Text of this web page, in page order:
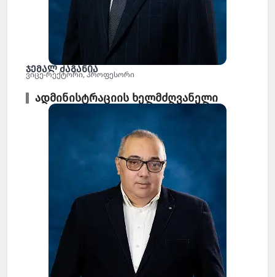
ჯემალ ძაგანია
ვიცე-რექტორი, პროფესორი
ადმინისტრაციის ხელმძღვანელი